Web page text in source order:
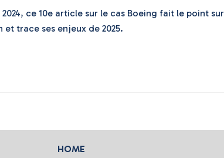
2024, ce 10e article sur le cas Boeing fait le point
et trace ses enjeux de 2025.
HOME